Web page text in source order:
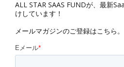
ALL STAR SAAS FUNDが、最新
けしています！
メールマガジンのご登録はこちら。